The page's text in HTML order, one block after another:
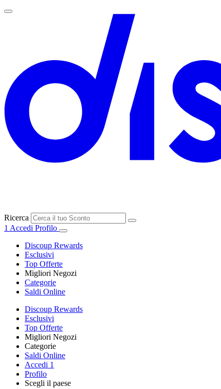
Ricerca
1 Accedi Profilo
Discoup Rewards
Esclusivi
Top Offerte
Migliori Negozi
Categorie
Saldi Online
Discoup Rewards
Esclusivi
Top Offerte
Migliori Negozi
Categorie
Saldi Online
Accedi 1
Profilo
Scegli il paese